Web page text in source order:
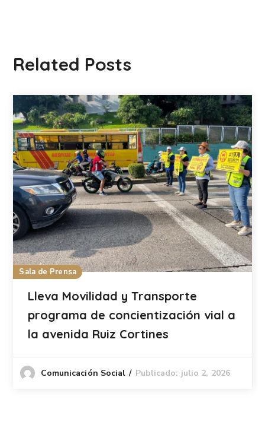
Related Posts
Sala de Prensa
Lleva Movilidad y Transporte
programa de concientización vial a
la avenida Ruiz Cortines
Comunicación Social Publicado: julio 2, 2026